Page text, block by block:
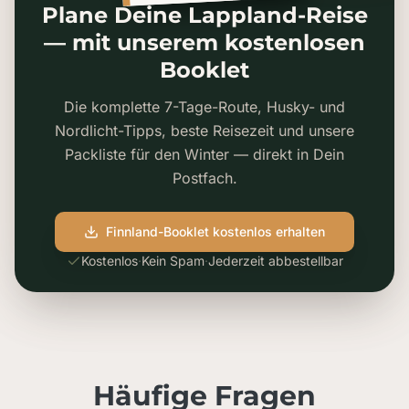
Plane Deine Lappland-Reise
— mit unserem kostenlosen
Booklet
Die komplette 7-Tage-Route, Husky- und
Nordlicht-Tipps, beste Reisezeit und unsere
Packliste für den Winter — direkt in Dein
Postfach.
Finnland-Booklet kostenlos erhalten
Kostenlos·Kein Spam·Jederzeit abbestellbar
Häufige Fragen